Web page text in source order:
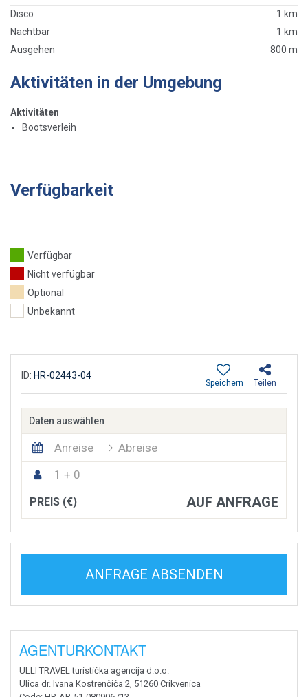
Disco
1 km
Nachtbar
1 km
Ausgehen
800 m
Aktivitäten in der Umgebung
Aktivitäten
Bootsverleih
Verfügbarkeit
Verfügbar
Nicht verfügbar
Optional
Unbekannt
ID: HR-02443-04
Teilen
Speichern
Daten auswählen
Anreise
Abreise
1 + 0
PREIS (€) AUF ANFRAGE
ANFRAGE ABSENDEN
AGENTURKONTAKT
ULLI TRAVEL turistička agencija d.o.o.
Ulica dr. Ivana Kostrenčića 2, 51260 Crikvenica